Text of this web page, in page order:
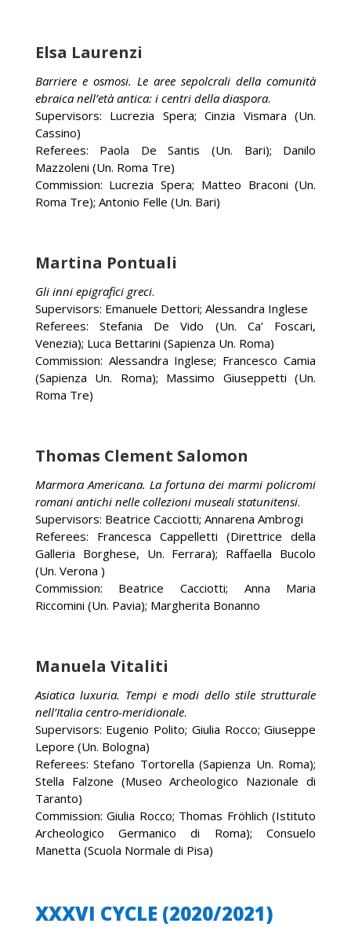
Elsa Laurenzi
Barriere e osmosi. Le aree sepolcrali della comunità
ebraica nell’età antica: i centri della diaspora.
Supervisors: Lucrezia Spera; Cinzia Vismara (Un.
Cassino)
Referees: Paola De Santis (Un. Bari); Danilo
Mazzoleni (Un. Roma Tre)
Commission: Lucrezia Spera; Matteo Braconi (Un.
Roma Tre); Antonio Felle (Un. Bari)
Martina Pontuali
Gli inni epigrafici greci.
Supervisors: Emanuele Dettori; Alessandra Inglese
Referees: Stefania De Vido (Un. Ca’ Foscari,
Venezia); Luca Bettarini (Sapienza Un. Roma)
Commission: Alessandra Inglese; Francesco Camia
(Sapienza Un. Roma); Massimo Giuseppetti (Un.
Roma Tre)
Thomas Clement Salomon
Marmora Americana. La fortuna dei marmi policromi
romani antichi nelle collezioni museali statunitensi.
Supervisors: Beatrice Cacciotti; Annarena Ambrogi
Referees: Francesca Cappelletti (Direttrice della
Galleria Borghese, Un. Ferrara); Raffaella Bucolo
(Un. Verona )
Commission: Beatrice Cacciotti; Anna Maria
Riccomini (Un. Pavia); Margherita Bonanno
Manuela Vitaliti
Asiatica luxuria. Tempi e modi dello stile strutturale
nell’Italia centro-meridionale.
Supervisors: Eugenio Polito; Giulia Rocco; Giuseppe
Lepore (Un. Bologna)
Referees: Stefano Tortorella (Sapienza Un. Roma);
Stella Falzone (Museo Archeologico Nazionale di
Taranto)
Commission: Giulia Rocco; Thomas Fröhlich (Istituto
Archeologico Germanico di Roma); Consuelo
Manetta (Scuola Normale di Pisa)
XXXVI CYCLE (2020/2021)